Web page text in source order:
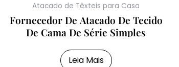
Atacado de Têxteis para Casa
Fornecedor De Atacado De Tecido
De Cama De Série Simples
Leia Mais